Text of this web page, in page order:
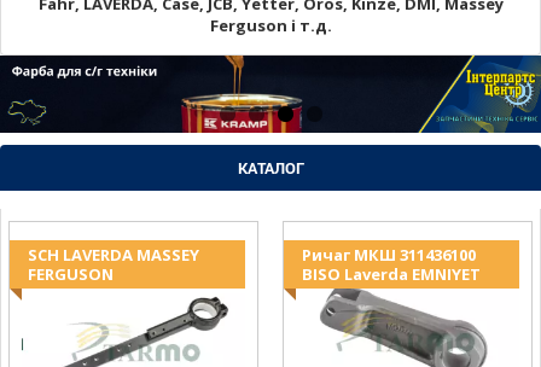
Ferguson і т.д.
КАТАЛОГ
SCH LAVERDA MASSEY
FERGUSON
Ричаг МКШ 311436100
BISO Laverda EMNIYET